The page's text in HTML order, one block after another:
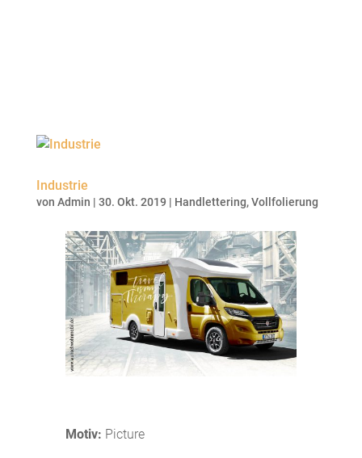
Industrie
von Admin | 30. Okt. 2019 | Handlettering,Vollfolierung
Motiv: Picture